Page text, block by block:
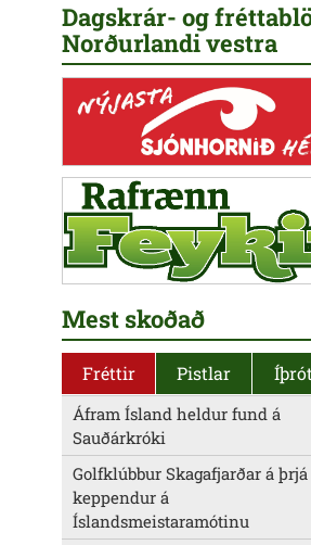
Dagskrár- og
Norðurlandi vestra
Mest skoðað
Fréttir Pistlar
Áfram Ísland heldur fund á
Sauðárkróki
Golfklúbbur Skagafjarðar á þrjá
keppendur á
Íslandsmeistaramótinu